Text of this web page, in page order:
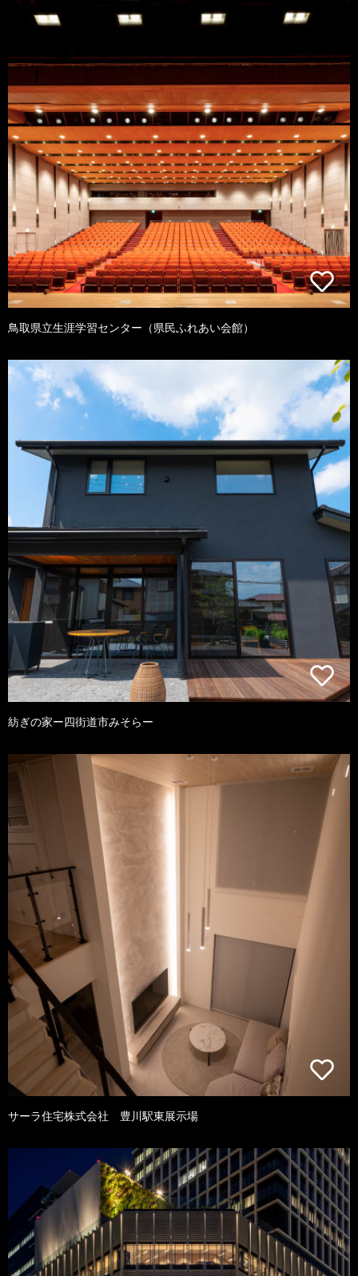
鳥取県立生涯学習センター（県民ふれあい会館）
紡ぎの家ー四街道市みそらー
サーラ住宅株式会社 豊川駅東展示場